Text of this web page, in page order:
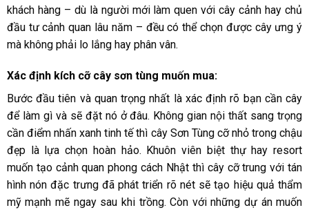
khách hàng – dù là người mới làm quen với cây cảnh hay chủ
đầu tư cảnh quan lâu năm – đều có thể chọn được cây ưng ý
mà không phải lo lắng hay phân vân.
Xác định kích cỡ cây sơn tùng muốn mua:
Bước đầu tiên và quan trọng nhất là xác định rõ bạn cần cây
để làm gì và sẽ đặt nó ở đâu. Không gian nội thất sang trọng
cần điểm nhấn xanh tinh tế thì cây Sơn Tùng cỡ nhỏ trong chậu
đẹp là lựa chọn hoàn hảo. Khuôn viên biệt thự hay resort
muốn tạo cảnh quan phong cách Nhật thì cây cỡ trung với tán
hình nón đặc trưng đã phát triển rõ nét sẽ tạo hiệu quả thẩm
mỹ mạnh mẽ ngay sau khi trồng. Còn với những dự án muốn